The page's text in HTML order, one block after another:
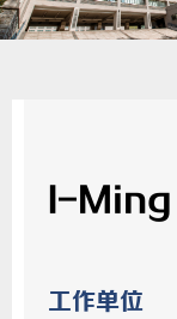
I-
工作单位